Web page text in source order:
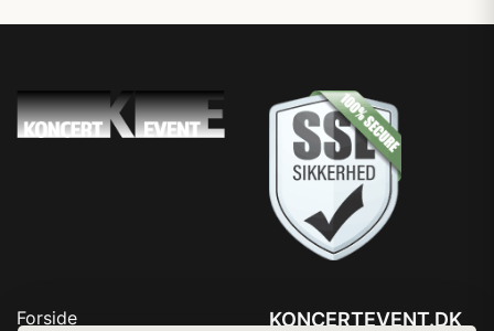
Forside KONCERTEVENT.DK